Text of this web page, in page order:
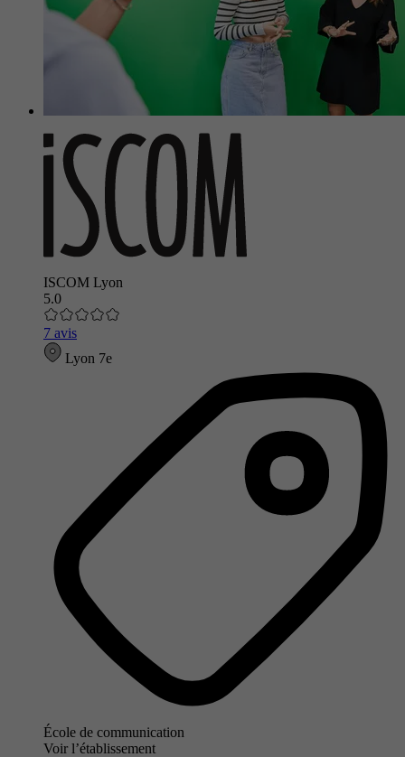
ISCOM Lyon
5.0
7 avis
Lyon 7e
École de communication
Voir l’établissement